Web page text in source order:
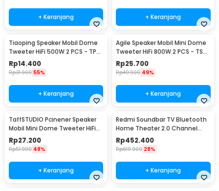
+ Keranjang + Keranjang
Tiaoping Speaker Mobil Dome
Tweeter HiFi 500W 2 PCS - TP-
005A
Rp14.400
Rp31.900 55%
+ Keranjang
Agile Speaker Mobil Mini Dome
Tweeter HiFi 800W 2 PCS - TS-
T120
Rp25.700
Rp49.900 49%
+ Keranjang
TaffSTUDIO Pcinener Speaker
Mobil Mini Dome Tweeter HiFi
140W 2 PCS - TS-T280
Rp27.200
Rp51.900 48%
+ Keranjang
Redmi Soundbar TV Bluetooth
Home Theater 2.0 Channel
Stereo AUX 30W - MDZ-34-DA
Rp452.400
Rp619.900 28%
+ Keranjang